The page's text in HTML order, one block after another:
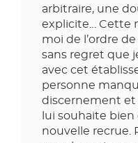
arbitraire, une
explicite… Cette
moi de l’ordre
sans regret que
avec cet
personne
discernement et
lui souhaite bien
nouvelle recrue.